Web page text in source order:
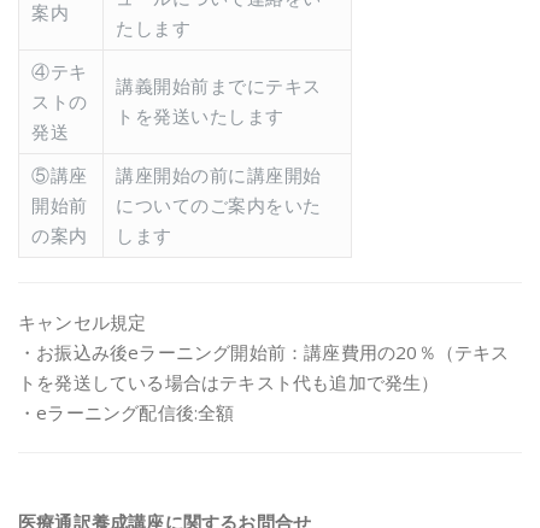
案内
たします
④テキ
ストの
発送
講義開始前までにテキス
トを発送いたします
⑤講座
開始前
の案内
講座開始の前に講座開始
についてのご案内をいた
します
キャンセル規定
・お振込み後eラーニング開始前：講座費用の20％（テキス
トを発送している場合はテキスト代も追加で発生）
・eラーニング配信後:全額
医療通訳養成講座に関するお問合せ